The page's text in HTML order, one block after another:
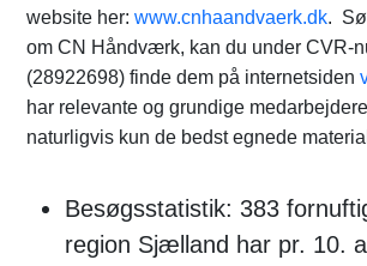
website her: www.cnhaandvaerk.dk.
om CN Håndværk, kan du under CVR-
(28922698) finde dem på internetsiden
har relevante og grundige
naturligvis kun de bedst egnede
Besøgsstatistik: 383
region Sjælland har pr. 10.